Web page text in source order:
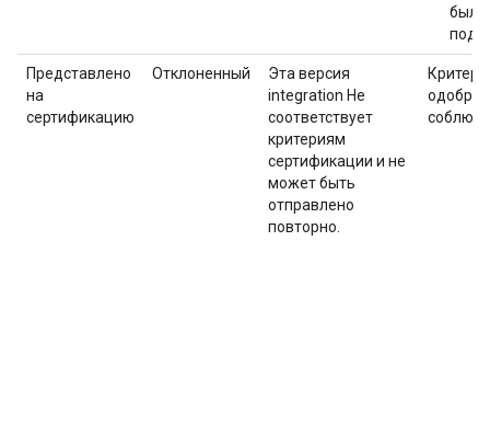
было
Представлено
на
сертификацию
Отклоненный
Эта версия
integration Не
соответствует
критериям
сертификации и не
может быть
отправлено
повторно.